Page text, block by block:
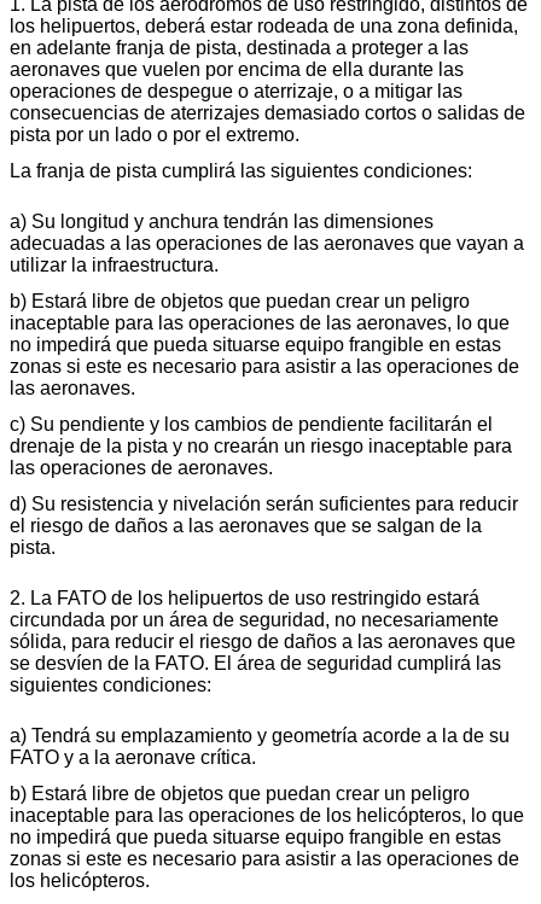
1. La pista de los aeródromos de uso restringido, distintos de
los helipuertos, deberá estar rodeada de una zona definida,
en adelante franja de pista, destinada a proteger a las
aeronaves que vuelen por encima de ella durante las
operaciones de despegue o aterrizaje, o a mitigar las
consecuencias de aterrizajes demasiado cortos o salidas de
pista por un lado o por el extremo.
La franja de pista cumplirá las siguientes condiciones:
a) Su longitud y anchura tendrán las dimensiones
adecuadas a las operaciones de las aeronaves que vayan a
utilizar la infraestructura.
b) Estará libre de objetos que puedan crear un peligro
inaceptable para las operaciones de las aeronaves, lo que
no impedirá que pueda situarse equipo frangible en estas
zonas si este es necesario para asistir a las operaciones de
las aeronaves.
c) Su pendiente y los cambios de pendiente facilitarán el
drenaje de la pista y no crearán un riesgo inaceptable para
las operaciones de aeronaves.
d) Su resistencia y nivelación serán suficientes para reducir
el riesgo de daños a las aeronaves que se salgan de la
pista.
2. La FATO de los helipuertos de uso restringido estará
circundada por un área de seguridad, no necesariamente
sólida, para reducir el riesgo de daños a las aeronaves que
se desvíen de la FATO. El área de seguridad cumplirá las
siguientes condiciones:
a) Tendrá su emplazamiento y geometría acorde a la de su
FATO y a la aeronave crítica.
b) Estará libre de objetos que puedan crear un peligro
inaceptable para las operaciones de los helicópteros, lo que
no impedirá que pueda situarse equipo frangible en estas
zonas si este es necesario para asistir a las operaciones de
los helicópteros.